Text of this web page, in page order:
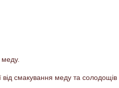
смакування меду та